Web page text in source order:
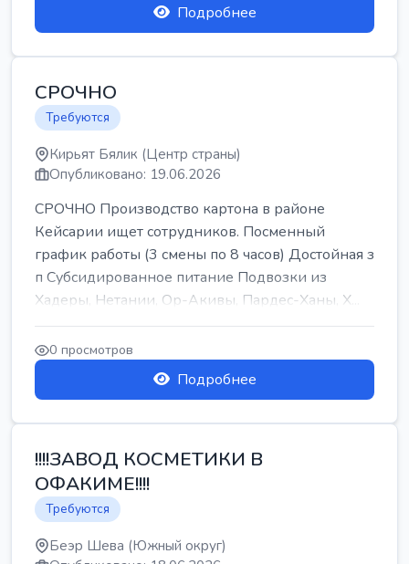
Подробнее
СРОЧНО
Требуются
Кирьят Бялик (Центр страны)
Опубликовано: 19.06.2026
СРОЧНО Производство картона в районе
Кейсарии ищет сотрудников. Посменный
график работы (3 смены по 8 часов) Достойная з
п Субсидированное питание Подвозки из
Хадеры, Нетании, Ор-Акивы, Пардес-Ханы, Х...
0 просмотров
Подробнее
!!!!ЗАВОД КОСМЕТИКИ В
ОФАКИМЕ!!!!
Требуются
Беэр Шева (Южный округ)